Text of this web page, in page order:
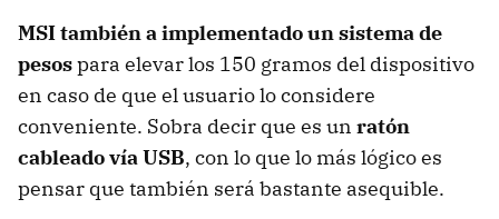
MSI también a implementado un sistema de
pesospara elevar los 150 gramos del dispositivo
en caso de que el usuario lo considere
conveniente. Sobra decir que es un ratón
cableado vía USB, con lo que lo más lógico es
pensar que también será bastante asequible.